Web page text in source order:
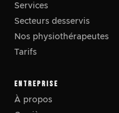
Services
Secteurs desservis
Nos physiothérapeutes
Tarifs
ENTREPRISE
À propos